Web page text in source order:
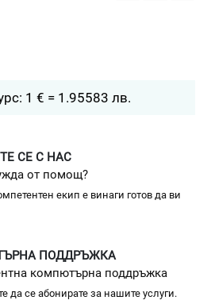
1 € = 1.95583 лв.
СЕ С НАС
от помощ?
екип е винаги готов да ви
ПОДДРЪЖКА
компютърна поддръжка
да се абонирате за нашите услуги.